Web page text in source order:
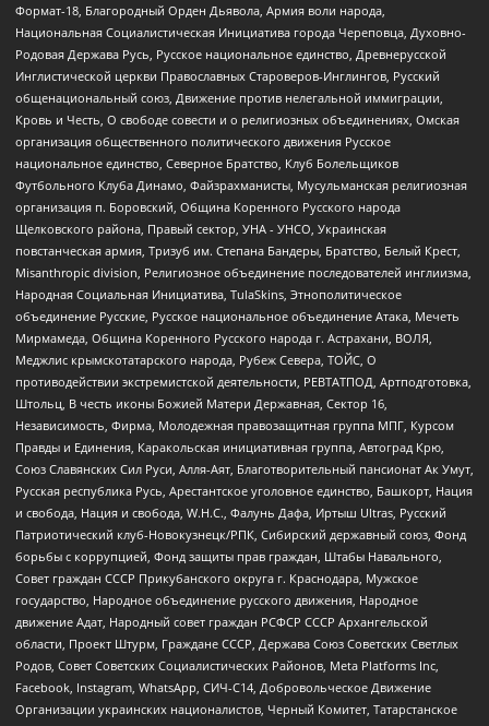
Формат-18, Благородный Орден Дьявола, Армия воли народа,
Национальная Социалистическая Инициатива города Череповца, Духовно-
Родовая Держава Русь, Русское национальное единство, Древнерусской
Инглистической церкви Православных Староверов-Инглингов, Русский
общенациональный союз, Движение против нелегальной иммиграции,
Кровь и Честь, О свободе совести и о религиозных объединениях, Омская
организация общественного политического движения Русское
национальное единство, Северное Братство, Клуб Болельщиков
Футбольного Клуба Динамо, Файзрахманисты, Мусульманская религиозная
организация п. Боровский, Община Коренного Русского народа
Щелковского района, Правый сектор, УНА - УНСО, Украинская
повстанческая армия, Тризуб им. Степана Бандеры, Братство, Белый Крест,
Misanthropic division, Религиозное объединение последователей инглиизма,
Народная Социальная Инициатива, TulaSkins, Этнополитическое
объединение Русские, Русское национальное объединение Атака, Мечеть
Мирмамеда, Община Коренного Русского народа г. Астрахани, ВОЛЯ,
Меджлис крымскотатарского народа, Рубеж Севера, ТОЙС, О
противодействии экстремистской деятельности, РЕВТАТПОД, Артподготовка,
Штольц, В честь иконы Божией Матери Державная, Сектор 16,
Независимость, Фирма, Молодежная правозащитная группа МПГ, Курсом
Правды и Единения, Каракольская инициативная группа, Автоград Крю,
Союз Славянских Сил Руси, Алля-Аят, Благотворительный пансионат Ак Умут,
Русская республика Русь, Арестантское уголовное единство, Башкорт, Нация
и свобода, Нация и свобода, W.H.С., Фалунь Дафа, Иртыш Ultras, Русский
Патриотический клуб-Новокузнецк/РПК, Сибирский державный союз, Фонд
борьбы с коррупцией, Фонд защиты прав граждан, Штабы Навального,
Совет граждан СССР Прикубанского округа г. Краснодара, Мужское
государство, Народное объединение русского движения, Народное
движение Адат, Народный совет граждан РСФСР СССР Архангельской
области, Проект Штурм, Граждане СССР, Держава Союз Советских Светлых
Родов, Совет Советских Социалистических Районов, Meta Platforms Inc,
Facebook, Instagram, WhatsApp, СИЧ-С14, Добровольческое Движение
Организации украинских националистов, Черный Комитет, Татарстанское